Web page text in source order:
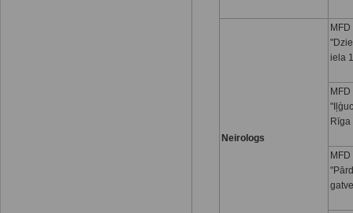
Neirologs
iela
Rīga